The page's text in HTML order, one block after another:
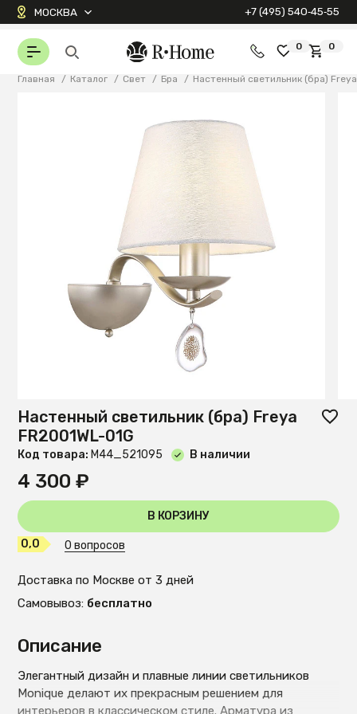
МОСКВА +7 (495) 540‑45‑55
0 0
Главная / Каталог / Свет / Бра / Настенный светильник (бра)
Описание
Элегантный дизайн и плавные линии светильников
Monique делают их прекрасным решением для
интерьеров в классическом стиле. Арматура из
Настенный светильник (бра) Freya
FR2001WL-01G
Код товара: М44_521095 В наличии
4 300 ₽
В КОРЗИНУ
0,0 0 вопросов
Доставка по Москве от 3 дней
Самовывоз: бесплатно